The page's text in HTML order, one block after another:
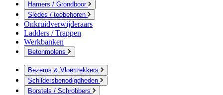
Hamers / Grondboor
Sledes / toebehoren
Onkruidverwijderaars
Ladders / Trappen
Werkbanken
Betonmolens
Bezems & Vloertrekkers
Schildersbenodigdheden
Borstels / Schrobbers